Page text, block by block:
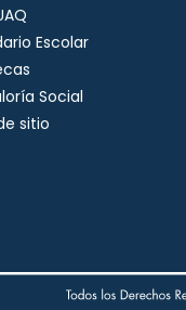
Escolar
Social
sitio